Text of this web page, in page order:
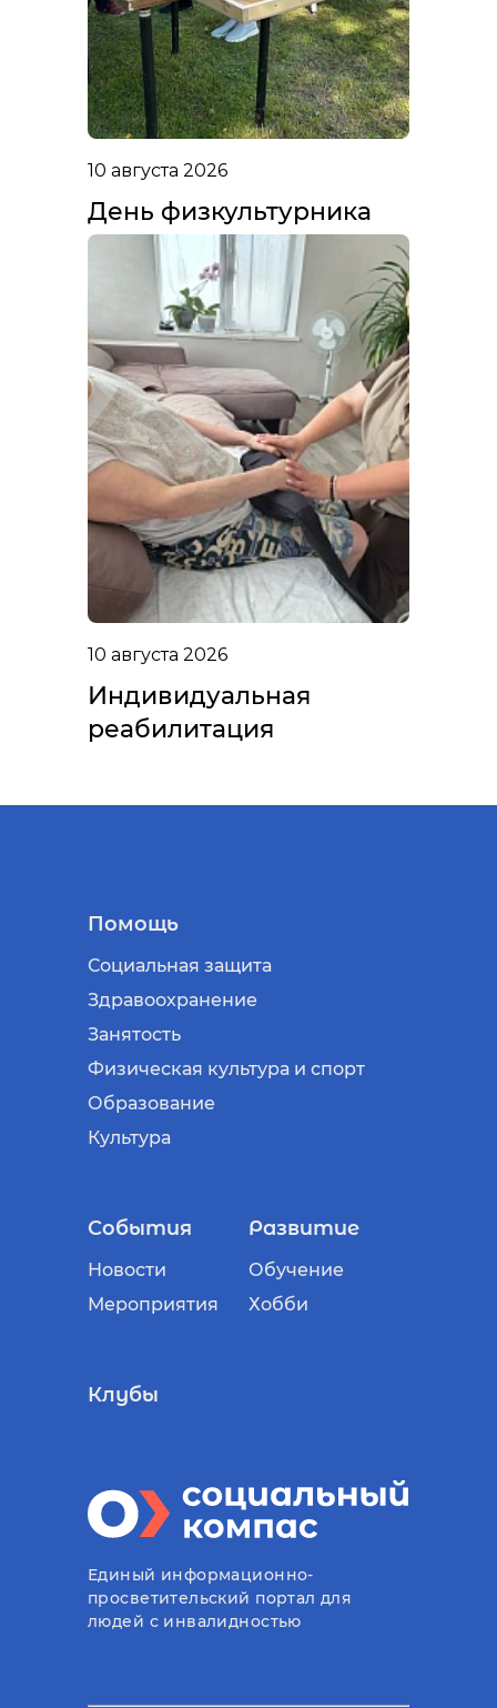
10 августа 2026
День физкультурника
10 августа 2026
Индивидуальная
реабилитация
Помощь
Социальная защита
Здравоохранение
Занятость
Физическая культура и спорт
Образование
Культура
События
Новости
Мероприятия
Развитие
Обучение
Хобби
Клубы
Единый информационно-
просветительский портал для
людей с инвалидностью